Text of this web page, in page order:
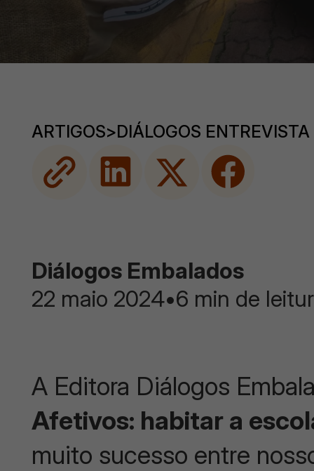
ARTIGOS>DIÁLOGOS ENTREVISTA
Diálogos Embalados
22 maio 2024•6 min de
A Editora Diálogos
Afetivos: habitar a
muito sucesso entre